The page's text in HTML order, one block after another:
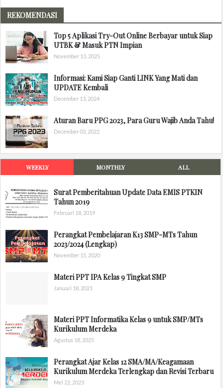
REKOMENDASI
Top 5 Aplikasi Try-Out Online Berbayar untuk Siap
UTBK & Masuk PTN Impian
November 13, 2025
Informasi: Kami Siap Ganti LINK Yang Mati dan
UPDATE Kembali
December 13, 2024
Aturan Baru PPG 2023, Para Guru Wajib Anda Tahu!
December 03, 2022
WEEKLY MONTHLY ALL
Surat Pemberitahuan Update Data EMIS PTKIN
Tahun 2019
Februari 18, 2019
Perangkat Pembelajaran K13 SMP-MTs Tahun
2023/2024 (Lengkap)
November 15, 2020
Materi PPT IPA Kelas 9 Tingkat SMP
Januari 18, 2021
Materi PPT Informatika Kelas 9 untuk SMP/MTs
Kurikulum Merdeka
Agustus 18, 2025
Perangkat Ajar Kelas 12 SMA/MA/Keagamaan
Kurikulum Merdeka Terlengkap dan Revisi Terbaru
Mei 22, 2023